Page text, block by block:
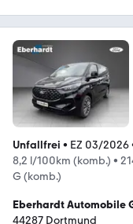
Unfallfrei • EZ 03/2026
8,2 l/100km (komb.) •
G (komb.)
Eberhardt Automobile
44287 Dortmund